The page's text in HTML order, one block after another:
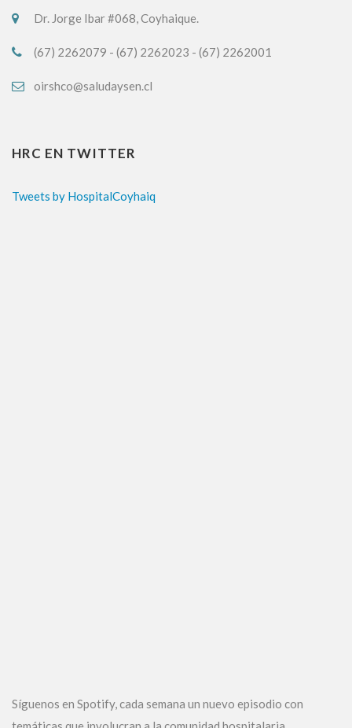
Dr. Jorge Ibar #068, Coyhaique.
(67) 2262079 - (67) 2262023 - (67) 2262001
oirshco@saludaysen.cl
HRC EN TWITTER
Tweets by HospitalCoyhaiq
Síguenos en Spotify, cada semana un nuevo episodio con